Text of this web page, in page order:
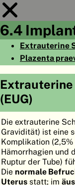
6.4
Extrauterine
Plazenta
Extrauterine
(EUG)
Die extrauterine
Gravidität) ist eine
Komplikation
Hämorrhagien und
Ruptur der Tube)
Die normale
Uterus statt; im